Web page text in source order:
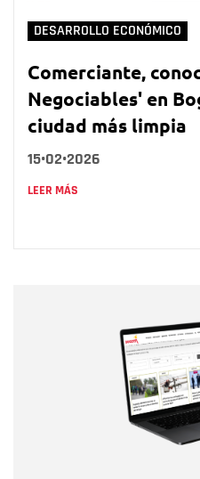
DESARROLLO ECONÓMICO
Comerciante,
Negociables' en
ciudad más limpia
15•02•2026
LEER MÁS
Correo electrónico
Tipo de comentario